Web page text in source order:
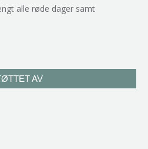
alle røde dager samt
AV